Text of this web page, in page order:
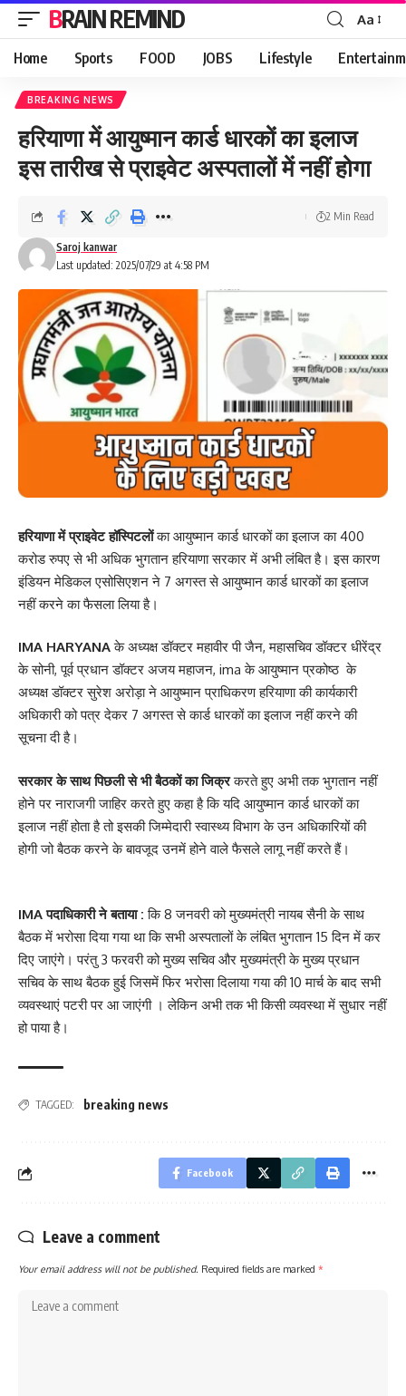
BRAIN REMIND
Font
Resizer
Aa
Home Sports FOOD JOBS Lifestyle
BREAKING NEWS
हरियाणा में आयुष्मान कार्ड धारकों का इलाज
इस तारीख से प्राइवेट अस्पतालों में नहीं होगा
Last updated: 2025/07/29 at 4:58 PM
Saroj kanwar
2 Min Read
हरियाणा में प्राइवेट हॉस्पिटलोंका आयुष्मान कार्ड धारकों का इलाज का 400
करोड रुपए से भी अधिक भुगतान हरियाणा सरकार में अभी लंबित है। इस कारण
इंडियन मेडिकल एसोसिएशन ने 7 अगस्त से आयुष्मान कार्ड धारकों का इलाज
नहीं करने का फैसला लिया है।
IMA HARYANAके अध्यक्ष डॉक्टर महावीर पी जैन, महासचिव डॉक्टर धीरेंद्र
के सोनी, पूर्व प्रधान डॉक्टर अजय महाजन, ima के आयुष्मान प्रकोष्ठ के
अध्यक्ष डॉक्टर सुरेश अरोड़ा ने आयुष्मान प्राधिकरण हरियाणा की कार्यकारी
अधिकारी को पत्र देकर 7 अगस्त से कार्ड धारकों का इलाज नहीं करने की
सूचना दी है।
सरकार के साथ पिछली से भी बैठकों का जिक्रकरते हुए अभी तक भुगतान नहीं
होने पर नाराजगी जाहिर करते हुए कहा है कि यदि आयुष्मान कार्ड धारकों का
इलाज नहीं होता है तो इसकी जिम्मेदारी स्वास्थ्य विभाग के उन अधिकारियों की
होगी जो बैठक करने के बावजूद उनमें होने वाले फैसले लागू नहीं करते हैं।
IMA पदाधिकारी ने बताया : कि 8 जनवरी को मुख्यमंत्री नायब सैनी के साथ
बैठक में भरोसा दिया गया था कि सभी अस्पतालों के लंबित भुगतान 15 दिन में कर
दिए जाएंगे। परंतु 3 फरवरी को मुख्य सचिव और मुख्यमंत्री के मुख्य प्रधान
सचिव के साथ बैठक हुई जिसमें फिर भरोसा दिलाया गया की 10 मार्च के बाद सभी
व्यवस्थाएं पटरी पर आ जाएंगी । लेकिन अभी तक भी किसी व्यवस्था में सुधार नहीं
हो पाया है।
TAGGED: breaking news
Facebook
Leave a comment
Your email address will not be published. Required fields are marked *